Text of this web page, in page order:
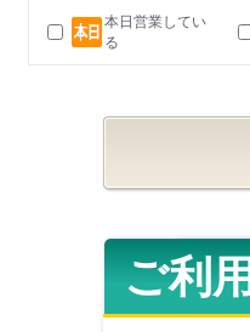
本日営業してい
る
ご利